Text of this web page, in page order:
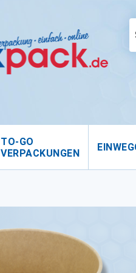
TO-GO
VERPACKUNGEN